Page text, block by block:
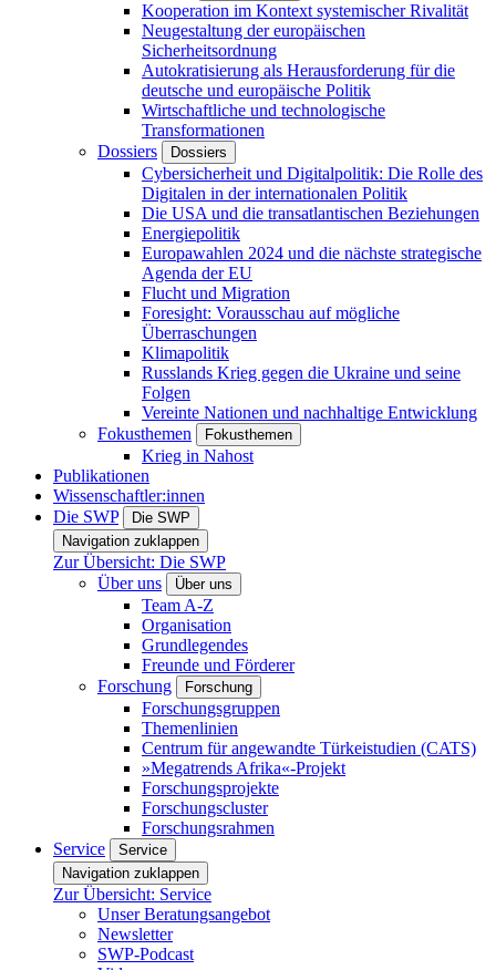
Kooperation im Kontext systemischer Rivalität
Neugestaltung der europäischen
Sicherheitsordnung
Autokratisierung als Herausforderung für die
deutsche und europäische Politik
Wirtschaftliche und technologische
Transformationen
Dossiers
Dossiers
Cybersicherheit und Digitalpolitik: Die Rolle des
Digitalen in der internationalen Politik
Die USA und die transatlantischen Beziehungen
Energiepolitik
Europawahlen 2024 und die nächste strategische
Agenda der EU
Flucht und Migration
Foresight: Vorausschau auf mögliche
Überraschungen
Klimapolitik
Russlands Krieg gegen die Ukraine und seine
Folgen
Vereinte Nationen und nachhaltige Entwicklung
Fokusthemen
Fokusthemen
Krieg in Nahost
Publikationen
Wissenschaftler:innen
Die SWP
Die SWP
Navigation zuklappen
Zur Übersicht: Die SWP
Über uns
Über uns
Team A-Z
Organisation
Grundlegendes
Freunde und Förderer
Forschung
Forschung
Forschungsgruppen
Themenlinien
Centrum für angewandte Türkeistudien (CATS)
»Megatrends Afrika«-Projekt
Forschungsprojekte
Forschungscluster
Forschungsrahmen
Service
Service
Navigation zuklappen
Zur Übersicht: Service
Unser Beratungsangebot
Newsletter
SWP-Podcast